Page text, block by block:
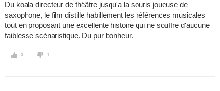
Du koala directeur de théâtre jusqu'a la souris joueuse de
saxophone, le film distille habillement les références musicales
tout en proposant une excellente histoire qui ne souffre d'aucune
faiblesse scénaristique. Du pur bonheur.
3 1